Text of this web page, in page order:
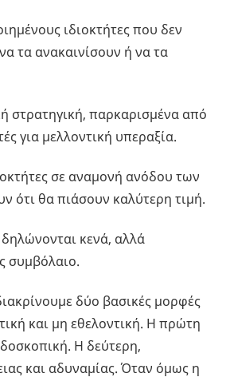
ιδιοκτήτες που δεν
τα ανακαινίσουν ή να τα
στρατηγική, παρκαρισμένα από
για μελλοντική υπεραξία.
σε αναμονή ανόδου των
ότι θα πιάσουν καλύτερη τιμή.
κενά, αλλά
συμβόλαιο.
δύο βασικές μορφές
και μη εθελοντική. Η πρώτη
Η δεύτερη,
και αδυναμίας. Όταν όμως η